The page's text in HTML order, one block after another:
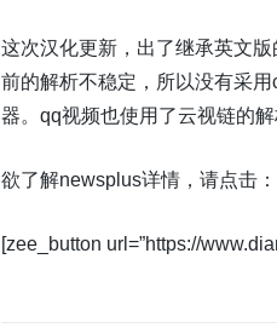
这次汉化更新，出了继承英文
前的解析不稳定，所以没有采
器。qq视频也使用了云视链的解
欲了解newsplus详情，请点击：
[zee_button url=”https://